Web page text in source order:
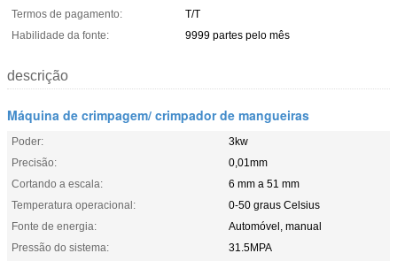
Termos de pagamento:
T/T
Habilidade da fonte:
9999 partes pelo mês
descrição
Máquina de crimpagem/ crimpador de mangueiras
Poder:
3kw
Precisão:
0,01mm
Cortando a escala:
6 mm a 51 mm
Temperatura operacional:
0-50 graus Celsius
Fonte de energia:
Automóvel, manual
Pressão do sistema:
31.5MPA